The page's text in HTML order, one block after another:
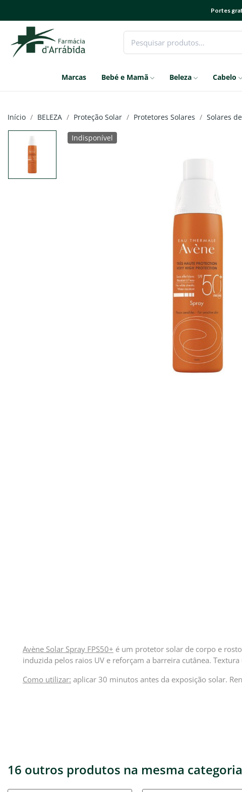
Portes
Marcas Bebé e Mamã Beleza Cabelo
Início BELEZA Proteção Solar Protetores Solares Solares
Indisponível
Avène Solar Spray FPS50+ é um protetor solar de corpo e
induzida pelos raios UV e reforçam a barreira cutânea.
Como utilizar: aplicar 30 minutos antes da exposição solar.
16 outros produtos na mesma